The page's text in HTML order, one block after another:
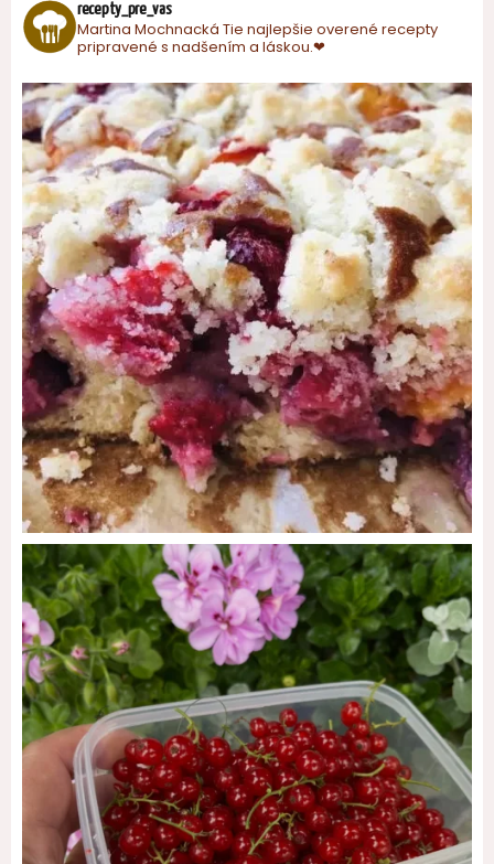
recepty_pre_vas
Martina Mochnacká Tie najlepšie overené recepty
pripravené s nadšením a láskou.❤